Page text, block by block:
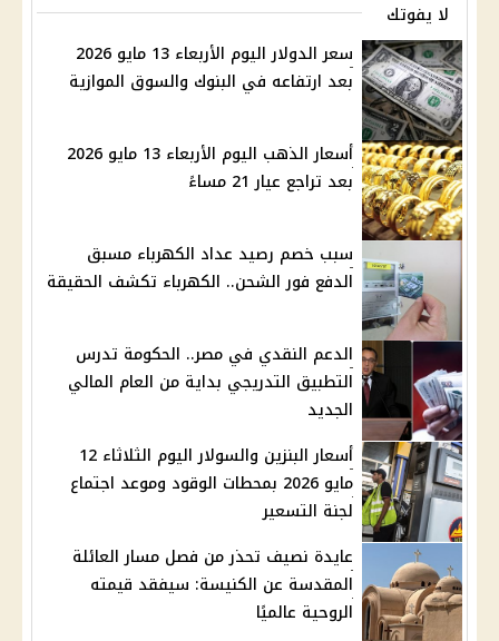
لا يفوتك
سعر الدولار اليوم الأربعاء 13 مايو 2026
بعد ارتفاعه في البنوك والسوق الموازية
أسعار الذهب اليوم الأربعاء 13 مايو 2026
بعد تراجع عيار 21 مساءً
سبب خصم رصيد عداد الكهرباء مسبق
الدفع فور الشحن.. الكهرباء تكشف الحقيقة
الدعم النقدي في مصر.. الحكومة تدرس
التطبيق التدريجي بداية من العام المالي
الجديد
أسعار البنزين والسولار اليوم الثلاثاء 12
مايو 2026 بمحطات الوقود وموعد اجتماع
لجنة التسعير
عايدة نصيف تحذر من فصل مسار العائلة
المقدسة عن الكنيسة: سيفقد قيمته
الروحية عالميًا